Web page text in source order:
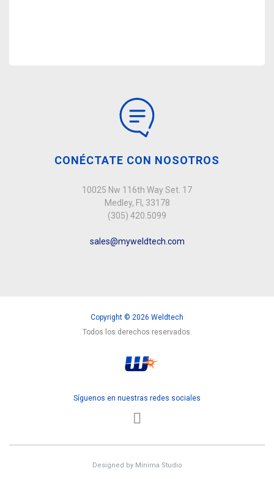
CONÉCTATE CON NOSOTROS
10025 Nw 116th Way Set. 17
Medley, Fl, 33178
(305) 420.5099
sales@myweldtech.com
Copyright © 2026 Weldtech
Todos los derechos reservados.
Síguenos en nuestras redes sociales
Designed by Minima Studio